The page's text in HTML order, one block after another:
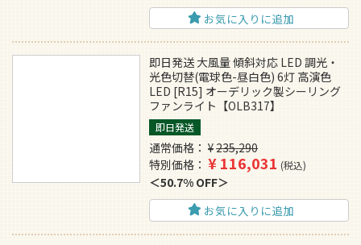
お気に入りに追加
即日発送 大風量 傾斜対応 LED 調光・
光色切替(電球色-昼白色) 6灯 高演色
LED [R15] オーデリック製シーリング
ファンライト【OLB317】
即日発送
通常価格 ¥235,290
特別価格
¥116,031 税込
50.7% OFF
お気に入りに追加